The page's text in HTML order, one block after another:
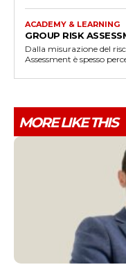
ACADEMY & LEARNING
GROUP RISK
Dalla misurazione del
Assessment è spesso
MORE LIKE THIS